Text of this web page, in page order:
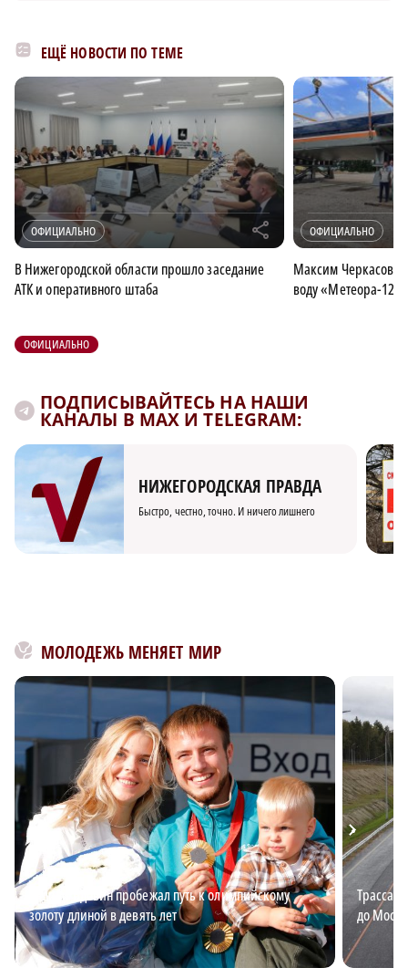
ЕЩЁ НОВОСТИ ПО ТЕМЕ
ОФИЦИАЛЬНО r
В Нижегородской области прошло заседание
АТК и оперативного штаба
ОФИЦИАЛЬНО
Максим Черкасов
воду «Метеора-
ОФИЦИАЛЬНО
ПОДПИСЫВАЙТЕСЬ НА НАШИ
КАНАЛЫ В MAX И TELEGRAM:
НИЖЕГОРОДСКАЯ ПРАВДА
Быстро, честно, точно. И ничего лишнего
МОЛОДЕЖЬ МЕНЯЕТ МИР
Андрей Вдовин пробежал путь к олимпийскому
золоту длиной в девять лет
Трасса
до